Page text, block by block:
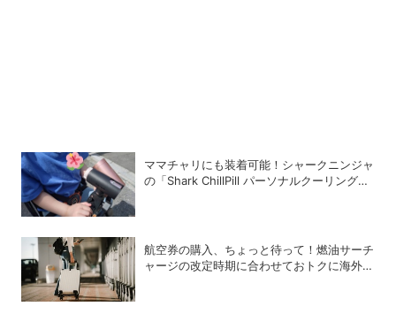
ママチャリにも装着可能！シャークニンジャ
の「Shark ChillPill パーソナルクーリングフ
航空券の購入、ちょっと待って！燃油サーチ
ャージの改定時期に合わせておトクに海外航